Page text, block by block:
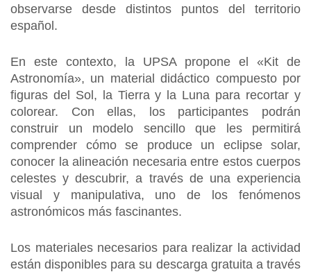
observarse desde distintos puntos del territorio
español.
En este contexto, la UPSA propone el «Kit de
Astronomía», un material didáctico compuesto por
figuras del Sol, la Tierra y la Luna para recortar y
colorear. Con ellas, los participantes podrán
construir un modelo sencillo que les permitirá
comprender cómo se produce un eclipse solar,
conocer la alineación necesaria entre estos cuerpos
celestes y descubrir, a través de una experiencia
visual y manipulativa, uno de los fenómenos
astronómicos más fascinantes.
Los materiales necesarios para realizar la actividad
están disponibles para su descarga gratuita a través